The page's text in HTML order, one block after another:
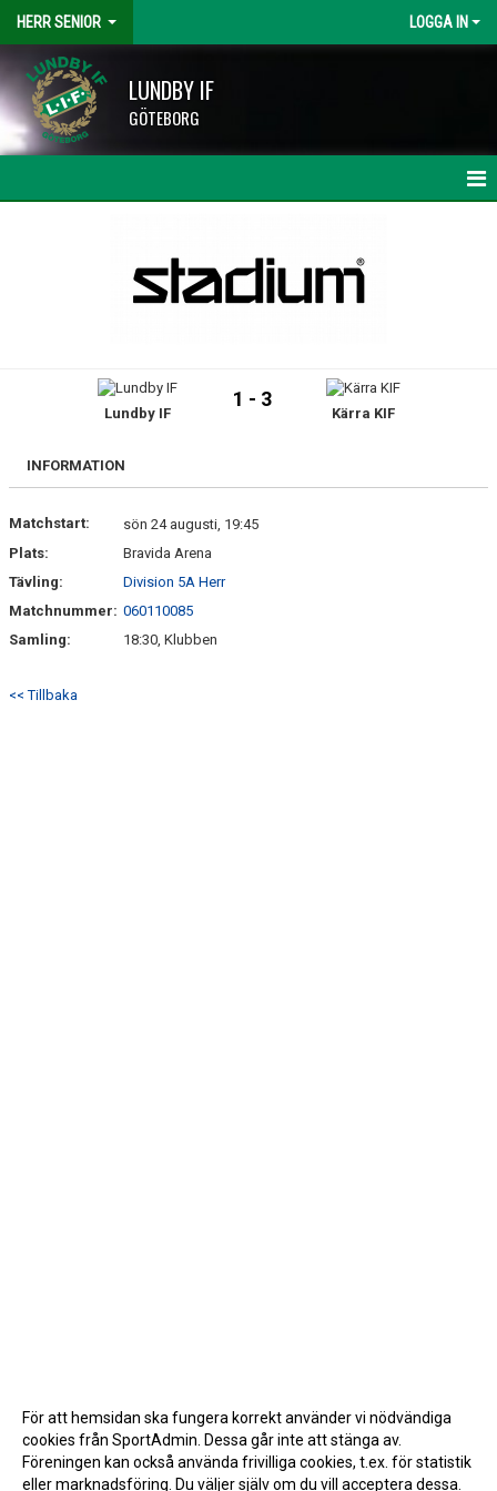
HERR SENIOR LOGGA IN
LUNDBY IF
GÖTEBORG
BILDGALLERI
KONTAKT
Lundby IF
1 - 3
Kärra KIF
INFORMATION
Matchstart:
sön 24 augusti, 19:45
Plats:
Bravida Arena
Tävling:
Division 5A Herr
Matchnummer: 060110085
Samling:
18:30, Klubben
<< Tillbaka
För att hemsidan ska fungera korrekt använder vi nödvändiga
cookies från SportAdmin. Dessa går inte att stänga av.
Föreningen kan också använda frivilliga cookies, t.ex. för statistik
eller marknadsföring. Du väljer själv om du vill acceptera dessa.